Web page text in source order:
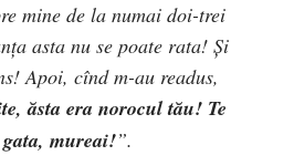
mine de la numai doi-trei
asta nu se poate rata! Şi
Apoi, cînd m-au readus,
ăsta era norocul tău! Te
mureai!”.